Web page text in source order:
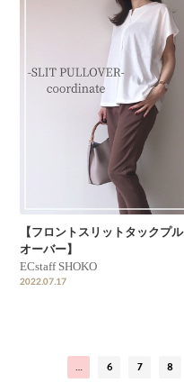
【フロントスリットタックプル
オーバー】
ECstaff SHOKO
2022.07.17
… 6 7 8